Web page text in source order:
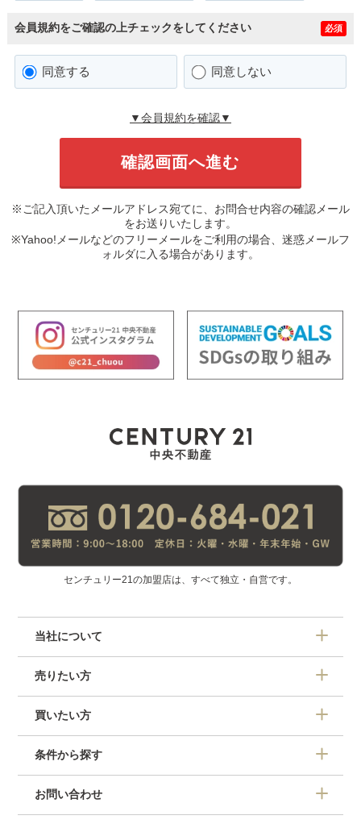
会員規約をご確認の上チェックをしてください 必須
同意する 同意しない
▼会員規約を確認▼
※ご記入頂いたメールアドレス宛てに、お問合せ内容の確認メール
をお送りいたします。
※Yahoo!メールなどのフリーメールをご利用の場合、迷惑メールフ
ォルダに入る場合があります。
センチュリー21の加盟店は、すべて独立・自営です。
当社について
売りたい方
買いたい方
条件から探す
お問い合わせ